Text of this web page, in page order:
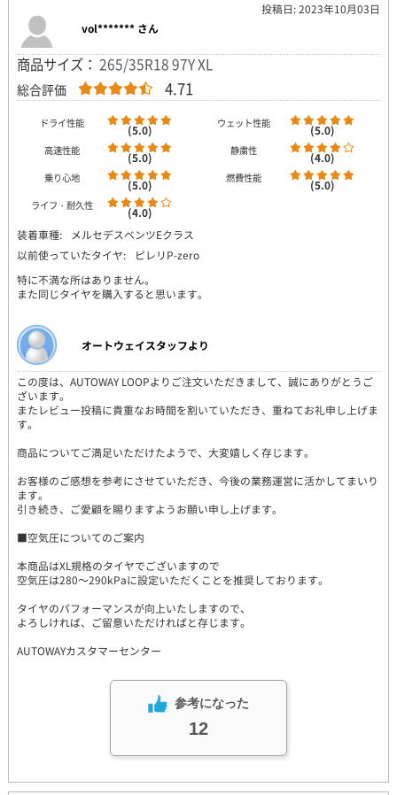
投稿日: 2023年10月03日
vol******* さん
商品サイズ： 265/35R18 97Y XL
総合評価 4.71
ドライ性能 (5.0) ウェット性能 (5.0)
高速性能 (5.0) 静粛性 (4.0)
乗り心地 (5.0) 燃費性能 (5.0)
ライフ・耐久性
(4.0)
装着車種:
メルセデスベンツEクラス
以前使っていたタイヤ:
ピレリP-zero
特に不満な所はありません。
また同じタイヤを購入すると思います。
オートウェイスタッフより
この度は、AUTOWAY LOOPよりご注文いただきまして、誠にありがとうご
ざいます。
またレビュー投稿に貴重なお時間を割いていただき、重ねてお礼申し上げま
す。
商品についてご満足いただけたようで、大変嬉しく存じます。
お客様のご感想を参考にさせていただき、今後の業務運営に活かしてまいり
ます。
引き続き、ご愛顧を賜りますようお願い申し上げます。
■空気圧についてのご案内
本商品はXL規格のタイヤでございますので
空気圧は280～290kPaに設定いただくことを推奨しております。
タイヤのパフォーマンスが向上いたしますので、
よろしければ、ご留意いただければと存じます。
AUTOWAYカスタマーセンター
参考になった
12